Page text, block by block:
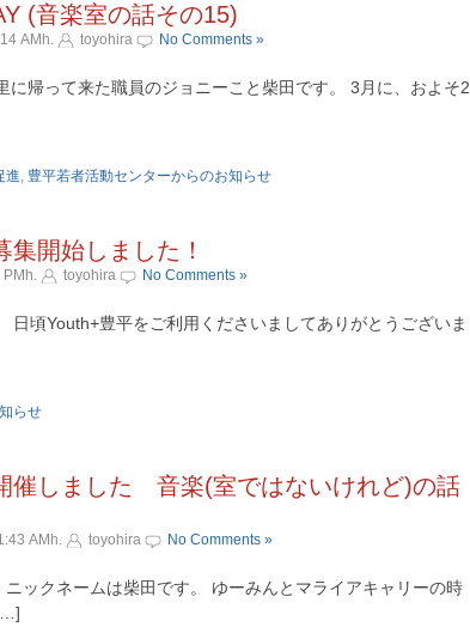
(音楽室の話その15)
AMh. toyohira No Comments »
に帰って来た職員のジョニーこと柴田です。 3月に、およそ2
進, 豊平若者活動センターからのお知らせ
開始しました！
PMh. toyohira No Comments »
日頃Youth+豊平をご利用くださいましてありがとうございま
らせ
催しました 音楽(室ではないけれど)の話
AMh. toyohira No Comments »
ックネームは柴田です。 ゆーみんとマライアキャリーの時